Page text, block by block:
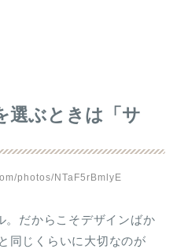
選ぶときは「サ
photos/NTaF5rBmlyE
。だからこそデザインばか
同じくらいに大切なのが